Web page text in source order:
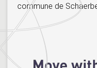
commune de